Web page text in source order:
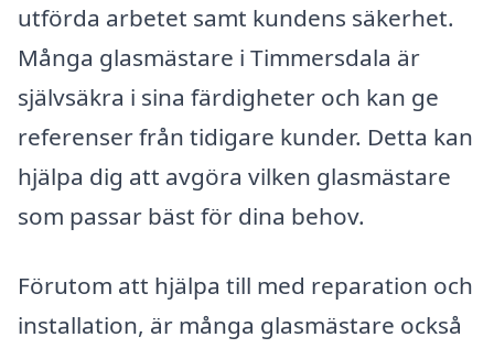
utförda arbetet samt kundens säkerhet.
Många glasmästare i Timmersdala är
självsäkra i sina färdigheter och kan ge
referenser från tidigare kunder. Detta kan
hjälpa dig att avgöra vilken glasmästare
som passar bäst för dina behov.
Förutom att hjälpa till med reparation och
installation, är många glasmästare också